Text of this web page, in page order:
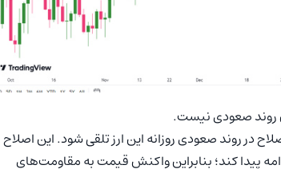
روند صعودی نیست.
در روند صعودی روزانه این ارز تلقی شود. این اصلاح
کند؛ بنابراین واکنش قیمت به مقاومت‌های